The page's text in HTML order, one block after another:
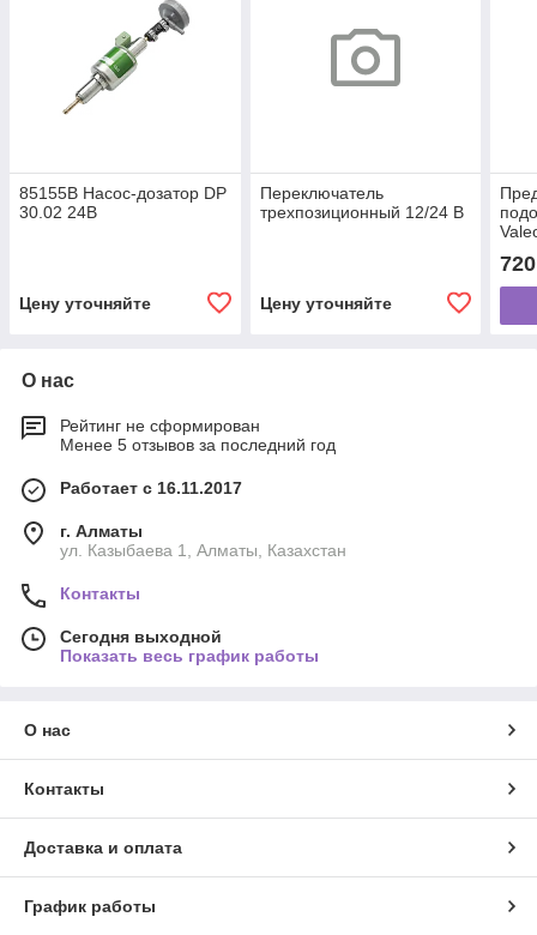
85155B Насос-дозатор DP
30.02 24В
Цену уточняйте
Переключатель
трехпозиционный 12/24 В
Цену уточняйте
О нас
Рейтинг не сформирован
Менее 5 отзывов за последний год
Работает с 16.11.2017
г. Алматы
ул. Казыбаева 1, Алматы, Казахстан
Контакты
Сегодня выходной
Показать весь график работы
О нас
Контакты
Доставка и оплата
График работы